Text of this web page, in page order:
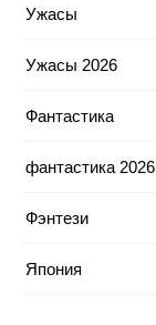
Ужасы
Ужасы 2026
Фантастика
фантастика 2026
Фэнтези
Япония